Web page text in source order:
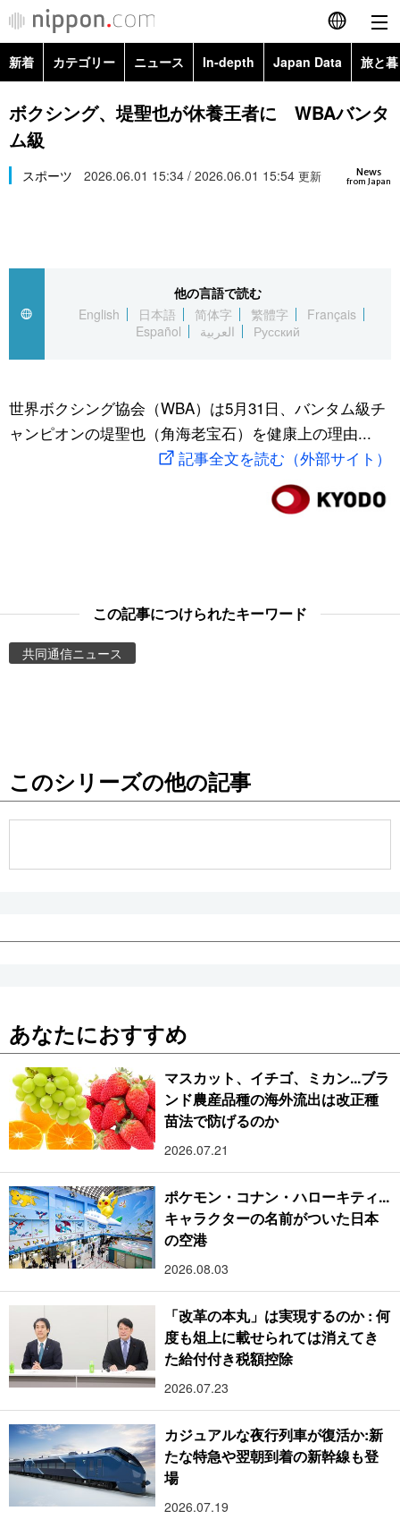
English
简体字
Русский
カテゴリー
経済・ビジネス
国際
文化
トップ
アーカイブ
In-depth
Japan Data
動画/Live
お知らせ
新着 カテゴリー ニュース In-depth Japan Data 旅と
政治・外交
経済・ビジネス
スポーツ・東京2020
Topics
ボクシング、堤聖也が休養王者に WBAバンタ
ム級
News
from Japan
スポーツ 2026.06.01 15:34 / 2026.06.01 15:54 更新
他の言語で読む
English
日本語 简体字 繁體字
Français
Español
العربية Русский
世界ボクシング協会（WBA）は5月31日、バンタム級チ
ャンピオンの堤聖也（角海老宝石）を健康上の理由...
記事全文を読む（外部サイト）
この記事につけられたキーワード
共同通信ニュース
このシリーズの他の記事
あなたにおすすめ
マスカット、イチゴ、ミカン...ブラ
ンド農産品種の海外流出は改正種
苗法で防げるのか
2026.07.21
ポケモン・コナン・ハローキティ...
キャラクターの名前がついた日本
の空港
2026.08.03
「改革の本丸」は実現するのか : 何
度も俎上に載せられては消えてき
た給付付き税額控除
2026.07.23
カジュアルな夜行列車が復活か:新
たな特急や翌朝到着の新幹線も登
場
2026.07.19